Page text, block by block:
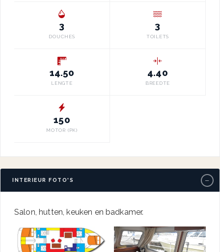
3
DOUCHES
3
TOILETS
14.50
LENGTE
4.40
BREEDTE
150
MOTOR (PK)
INTERIEUR FOTO'S −
Salon, hutten, keuken en badkamer.